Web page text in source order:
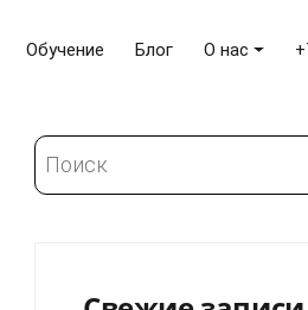
Обучение Блог О нас
Поиск